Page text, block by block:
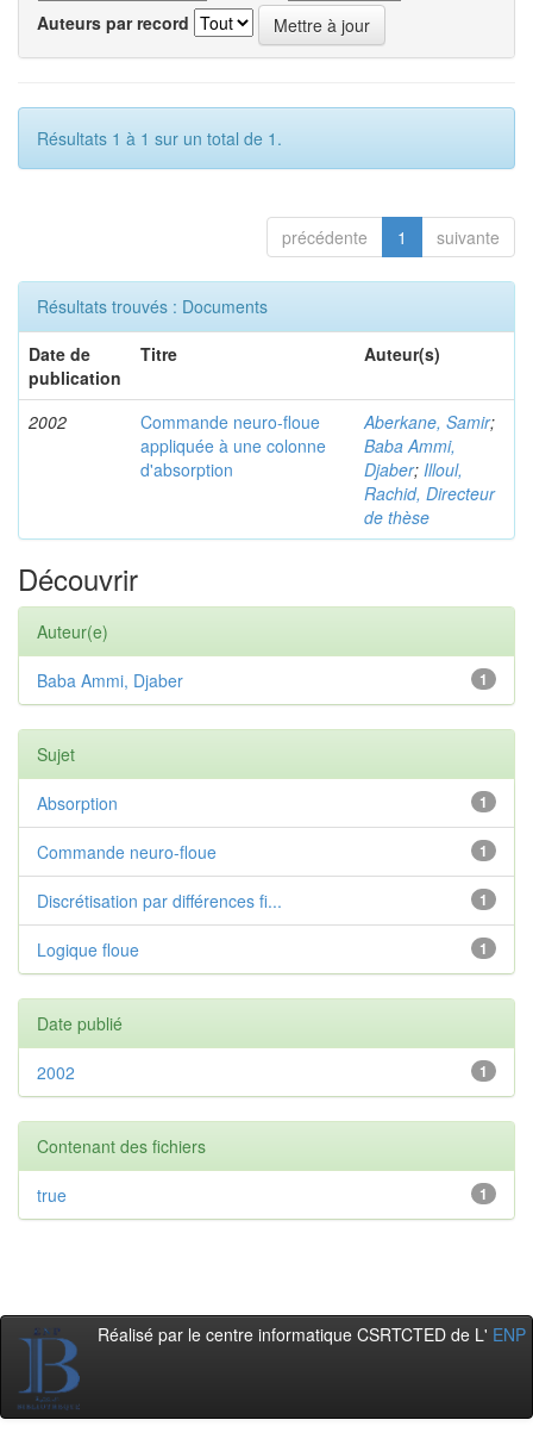
Auteurs par record
Résultats 1 à 1 sur un total de 1.
précédente 1 suivante
Résultats trouvés : Documents
Date de
publication
Titre Auteur(s)
2002
Commande neuro-floue
appliquée à une colonne
d'absorption
Aberkane, Samir;
Baba Ammi,
Djaber; Illoul,
Rachid, Directeur
de thèse
Découvrir
Auteur(e)
1
Baba Ammi, Djaber
Sujet
1
Absorption
1
Commande neuro-floue
1
Discrétisation par différences fi...
1
Logique floue
Date publié
1
2002
Contenant des fichiers
1
true
Réalisé par le centre informatique CSRTCTED de L' ENP